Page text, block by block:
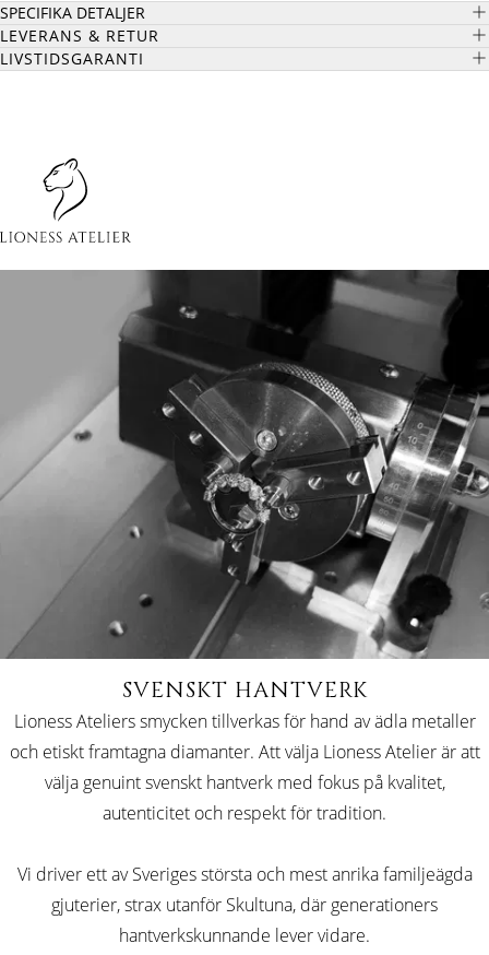
SPECIFIKA DETALJER
LEVERANS & RETUR
LIVSTIDSGARANTI
SVENSKT HANTVERK
Lioness Ateliers smycken tillverkas för hand av ädla metaller
och etiskt framtagna diamanter. Att välja Lioness Atelier är att
välja genuint svenskt hantverk med fokus på kvalitet,
autenticitet och respekt för tradition.
Vi driver ett av Sveriges största och mest anrika familjeägda
gjuterier, strax utanför Skultuna, där generationers
hantverkskunnande lever vidare.